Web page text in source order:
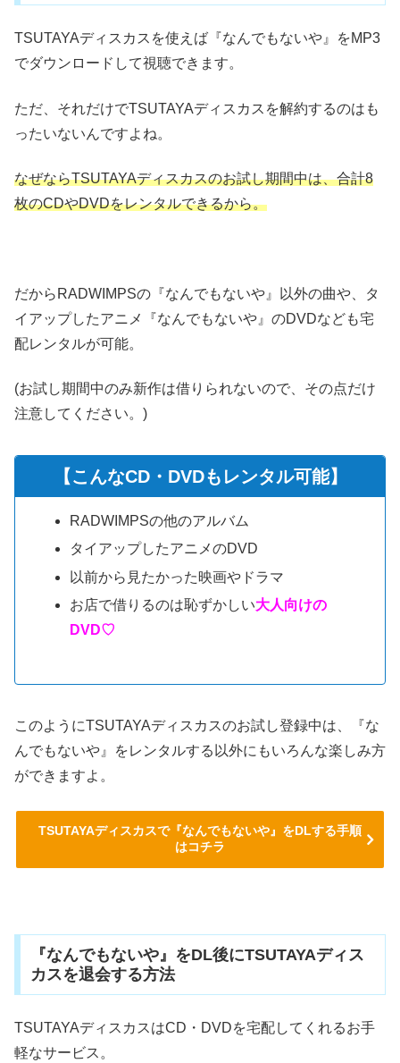
TSUTAYAディスカスを使えば『なんでもないや』をMP3
でダウンロードして視聴できます。
ただ、それだけでTSUTAYAディスカスを解約するのはも
ったいないんですよね。
なぜならTSUTAYAディスカスのお試し期間中は、合計8
枚のCDやDVDをレンタルできるから。
だからRADWIMPSの『なんでもないや』以外の曲や、タ
イアップしたアニメ『なんでもないや』のDVDなども宅
配レンタルが可能。
(お試し期間中のみ新作は借りられないので、その点だけ
注意してください。)
【こんなCD・DVDもレンタル可能】
RADWIMPSの他のアルバム
タイアップしたアニメのDVD
以前から見たかった映画やドラマ
お店で借りるのは恥ずかしい大人向けの
DVD♡
このようにTSUTAYAディスカスのお試し登録中は、『な
んでもないや』をレンタルする以外にもいろんな楽しみ方
ができますよ。
TSUTAYAディスカスで『なんでもないや』をDLする手順
はコチラ
『なんでもないや』をDL後にTSUTAYAディス
カスを退会する方法
TSUTAYAディスカスはCD・DVDを宅配してくれるお手
軽なサービス。